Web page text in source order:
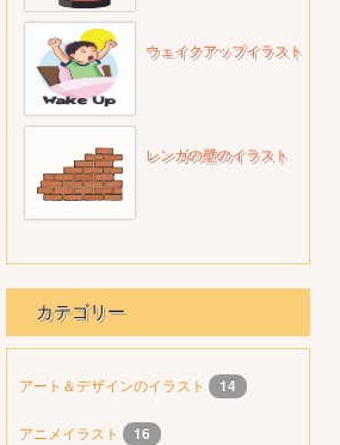
ウェイクアップイラスト
レンガの壁のイラスト
カテゴリー
アート＆デザインのイラスト 14
アニメイラスト 16